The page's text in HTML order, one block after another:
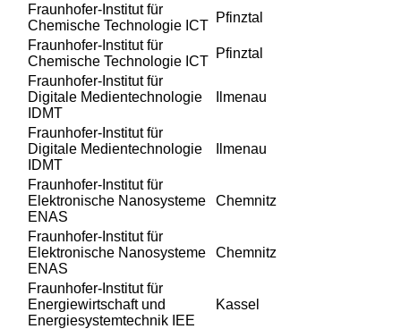
Fraunhofer-Institut für
Chemische Technologie ICT
Pfinztal
Fraunhofer-Institut für
Chemische Technologie ICT
Pfinztal
Fraunhofer-Institut für
Digitale Medientechnologie
IDMT
Ilmenau
Fraunhofer-Institut für
Digitale Medientechnologie
IDMT
Ilmenau
Fraunhofer-Institut für
Elektronische Nanosysteme
ENAS
Chemnitz
Fraunhofer-Institut für
Elektronische Nanosysteme
ENAS
Chemnitz
Fraunhofer-Institut für
Energiewirtschaft und
Energiesystemtechnik IEE
Kassel